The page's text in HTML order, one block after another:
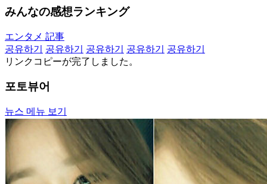
みんなの感想ランキング
エンタメ 記事
공유하기
공유하기 공유하기 공유하기
공유하기
リンクコピーが完了しました。
포토뷰어
뉴스 메뉴 보기